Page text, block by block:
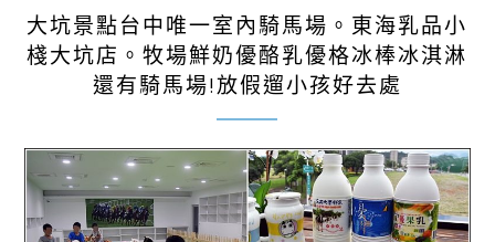
大坑景點台中唯一室內騎馬場。東海乳品小
棧大坑店。牧場鮮奶優酪乳優格冰棒冰淇淋
還有騎馬場!放假遛小孩好去處